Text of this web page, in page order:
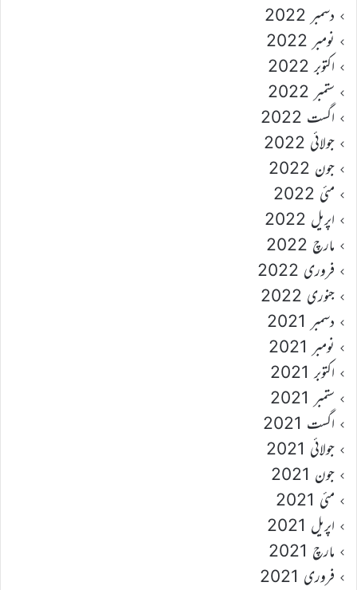
دسمبر 2022
نومبر 2022
اکتوبر 2022
ستمبر 2022
اگست 2022
جولائی 2022
جون 2022
مئی 2022
اپریل 2022
مارچ 2022
فروری 2022
جنوری 2022
دسمبر 2021
نومبر 2021
اکتوبر 2021
ستمبر 2021
اگست 2021
جولائی 2021
جون 2021
مئی 2021
اپریل 2021
مارچ 2021
فروری 2021